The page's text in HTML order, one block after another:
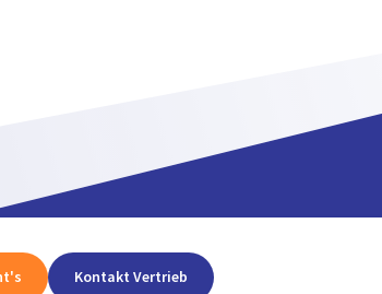
Kontakt Vertrieb